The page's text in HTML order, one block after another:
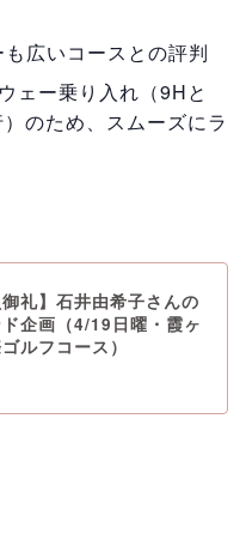
広いコースとの評判
ェー乗り入れ（9Hと
のため、スムーズにラ
御礼】石井由希子さんの
企画（4/19日曜・霞ヶ
ルフコース）